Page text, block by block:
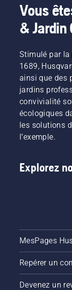
Vous
& Jardin
Stimulé par la
1689,
ainsi que des
jardins
convivialité
écologiques
les solutions
l’exemple.
Explorez
MesPages
Repérer un
Devenez un